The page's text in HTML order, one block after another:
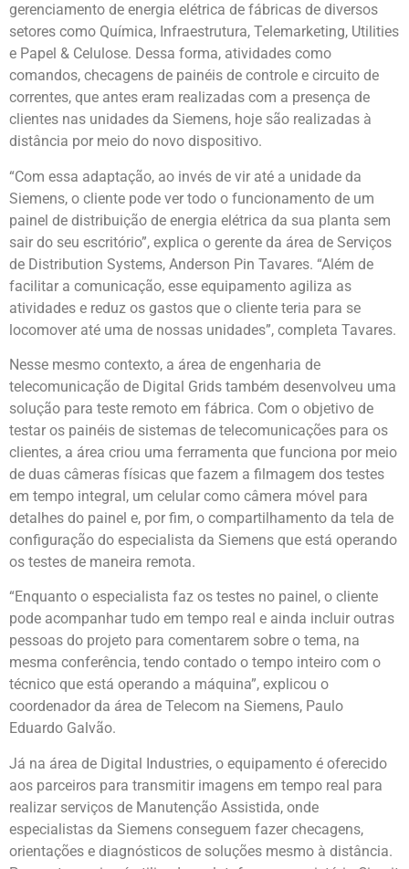
gerenciamento de energia elétrica de fábricas de diversos
setores como Química, Infraestrutura, Telemarketing, Utilities
e Papel & Celulose. Dessa forma, atividades como
comandos, checagens de painéis de controle e circuito de
correntes, que antes eram realizadas com a presença de
clientes nas unidades da Siemens, hoje são realizadas à
distância por meio do novo dispositivo.
“Com essa adaptação, ao invés de vir até a unidade da
Siemens, o cliente pode ver todo o funcionamento de um
painel de distribuição de energia elétrica da sua planta sem
sair do seu escritório”, explica o gerente da área de Serviços
de Distribution Systems, Anderson Pin Tavares. “Além de
facilitar a comunicação, esse equipamento agiliza as
atividades e reduz os gastos que o cliente teria para se
locomover até uma de nossas unidades”, completa Tavares.
Nesse mesmo contexto, a área de engenharia de
telecomunicação de Digital Grids também desenvolveu uma
solução para teste remoto em fábrica. Com o objetivo de
testar os painéis de sistemas de telecomunicações para os
clientes, a área criou uma ferramenta que funciona por meio
de duas câmeras físicas que fazem a filmagem dos testes
em tempo integral, um celular como câmera móvel para
detalhes do painel e, por fim, o compartilhamento da tela de
configuração do especialista da Siemens que está operando
os testes de maneira remota.
“Enquanto o especialista faz os testes no painel, o cliente
pode acompanhar tudo em tempo real e ainda incluir outras
pessoas do projeto para comentarem sobre o tema, na
mesma conferência, tendo contado o tempo inteiro com o
técnico que está operando a máquina”, explicou o
coordenador da área de Telecom na Siemens, Paulo
Eduardo Galvão.
Já na área de Digital Industries, o equipamento é oferecido
aos parceiros para transmitir imagens em tempo real para
realizar serviços de Manutenção Assistida, onde
especialistas da Siemens conseguem fazer checagens,
orientações e diagnósticos de soluções mesmo à distância.